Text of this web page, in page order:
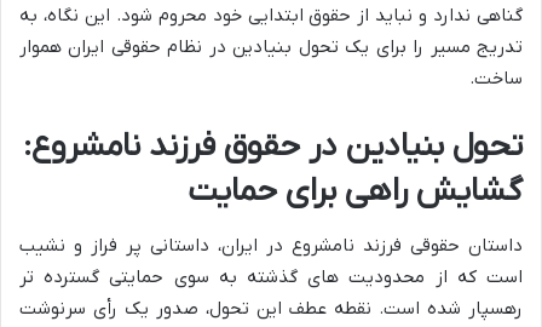
گناهی ندارد و نباید از حقوق ابتدایی خود محروم شود. این نگاه، به
تدریج مسیر را برای یک تحول بنیادین در نظام حقوقی ایران هموار
ساخت.
تحول بنیادین در حقوق فرزند نامشروع:
گشایش راهی برای حمایت
داستان حقوقی فرزند نامشروع در ایران، داستانی پر فراز و نشیب
است که از محدودیت های گذشته به سوی حمایتی گسترده تر
رهسپار شده است. نقطه عطف این تحول، صدور یک رأی سرنوشت